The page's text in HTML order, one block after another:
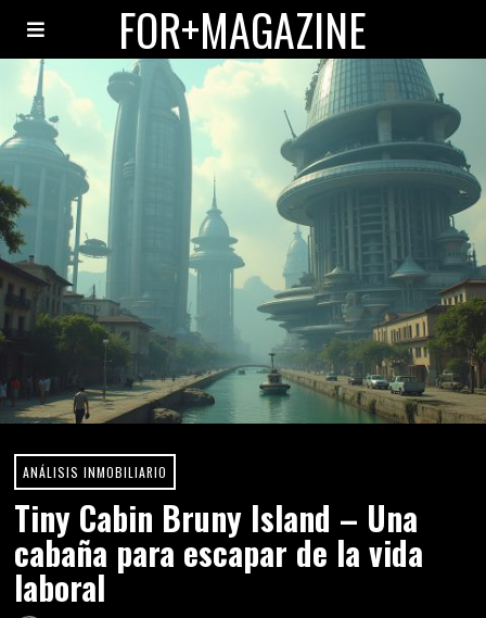
ANÁLISIS INMOBILIARIO
Tiny Cabin Bruny Island – Una
cabaña para escapar de la vida
laboral
FOR+MAGAZINE